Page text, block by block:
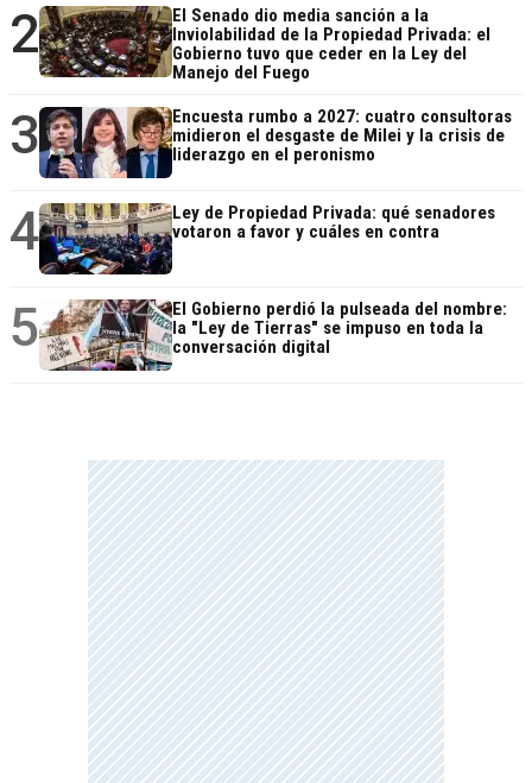
2
El Senado dio media sanción a la
Inviolabilidad de la Propiedad Privada: el
Gobierno tuvo que ceder en la Ley del
Manejo del Fuego
3
Encuesta rumbo a 2027: cuatro consultoras
midieron el desgaste de Milei y la crisis de
liderazgo en el peronismo
4
Ley de Propiedad Privada: qué senadores
votaron a favor y cuáles en contra
5
El Gobierno perdió la pulseada del nombre:
la "Ley de Tierras" se impuso en toda la
conversación digital